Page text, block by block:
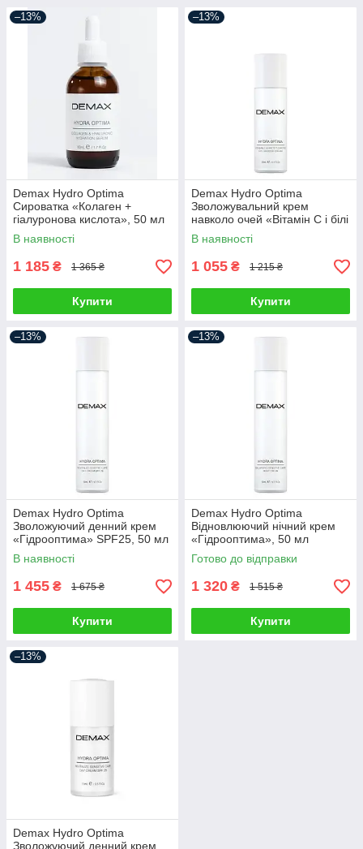
–13%
Demax Hydro Optima
Сироватка «Колаген +
гіалуронова кислота», 50 мл
В наявності
1 185 ₴ 1 365 ₴
Купити
–13%
Demax Hydro Optima
Зволожувальний крем
навколо очей «Вітамін C і білі
квіти», 30 мл
В наявності
1 055 ₴ 1 215 ₴
Купити
–13%
Demax Hydro Optima
Зволожуючий денний крем
«Гідрооптима» SPF25, 50 мл
В наявності
1 455 ₴ 1 675 ₴
Купити
–13%
Demax Hydro Optima
Відновлюючий нічний крем
«Гідрооптима», 50 мл
Готово до відправки
1 320 ₴ 1 515 ₴
Купити
–13%
Demax Hydro Optima
Зволожуючий денний крем